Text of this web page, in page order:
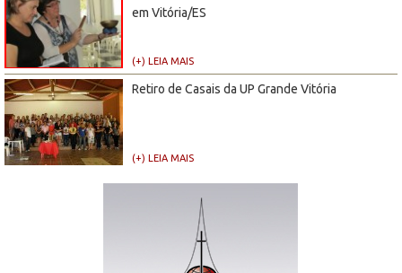
em Vitória/ES
(+) LEIA MAIS
Retiro de Casais da UP Grande Vitória
(+) LEIA MAIS